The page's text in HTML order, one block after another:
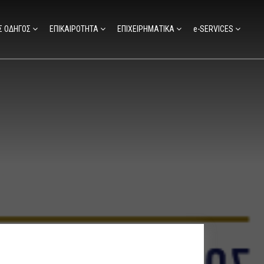
ΟΔΗΓΟΣ ΕΠΙΚΑΙΡΟΤΗΤΑ ΕΠΙΧΕΙΡΗΜΑΤΙΚΑ e-SERVICES